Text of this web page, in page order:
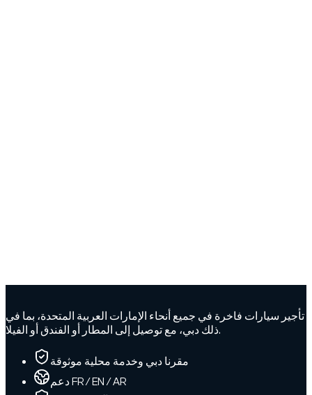
تأجير سيارات فاخرة في جميع أنحاء الإمارات العربية المتحدة، بما في
ذلك دبي، مع توصيل إلى المطار أو الفندق أو الفيلا.
مقرنا دبي وخدمة محلية موثوقة
دعم FR / EN / AR